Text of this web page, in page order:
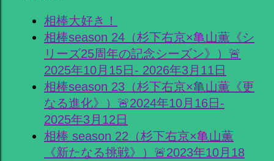
相棒大好き！
相棒season 24（杉下右京×亀山薫《シ
リーズ25周年の記念シーズン》）🚨
2025年10月15日- 2026年3月11日
相棒season 23（杉下右京×亀山薫《更
なる進化》）🚨2024年10月16日-
2025年3月12日
相棒 season 22（杉下右京×亀山薫
《新たなる挑戦》）🚨2023年10月18